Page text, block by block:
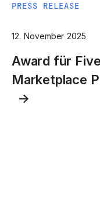
PRESS RELEASE
12. November 2025
Award für
Marketplace